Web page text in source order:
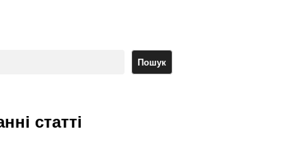
Пошук
статті